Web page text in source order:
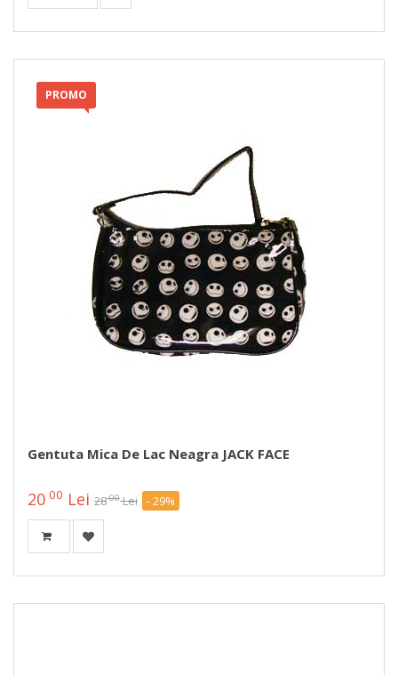
PROMO
Gentuta Mica De Lac Neagra JACK FACE
20 00 Lei 2800 Lei - 29%